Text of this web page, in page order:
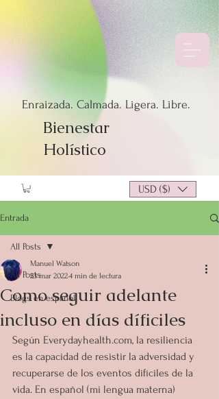
Enraizada. Calmada. Ligera. Libre.
Bienestar
Holístico
USD ($)
Entrada
All Posts
Blogs en español
All Posts
Como seguir adelante
incluso en días díficiles
Manuel Watson
23 mar 20224 min de lectura
Según Everydayhealth.com, la resiliencia
es la capacidad de resistir la adversidad y
recuperarse de los eventos difíciles de la
vida. En español (mi lengua materna)